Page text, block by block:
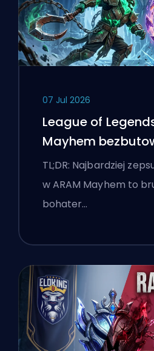
07 Jul 2026
League of
Mayhem
TL;DR: Najbardziej
w ARAM Mayhem to
bohater…